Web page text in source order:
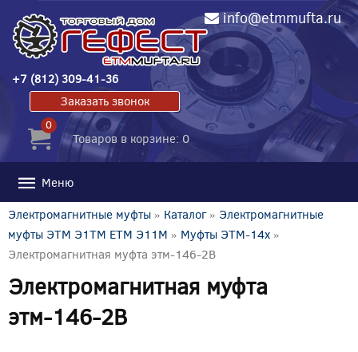
info@etmmufta.ru
+7 (812) 309-41-36
Заказать звонок
0
Товаров в корзине: 0
Меню
Электромагнитные муфты » Каталог» Электромагнитные
муфты ЭТМ Э1ТМ ETM Э11М » Муфты ЭТМ-14x »
Электромагнитная муфта этм-146-2В
Электромагнитная муфта
этм-146-2В